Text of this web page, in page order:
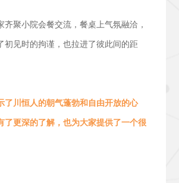
齐聚小院会餐交流， 餐桌上气氛融洽，
初见时的拘谨，也拉进了彼此间的距
了川恒人的朝气蓬勃和 自由开放的心
了更深的了解，也为大家提供了一个很